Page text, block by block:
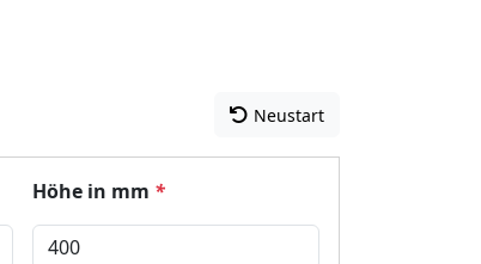
Neustart
Höhe in mm *